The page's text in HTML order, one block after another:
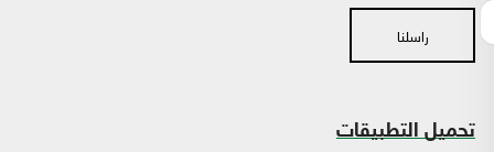
راسلنا
تحميل التطبيقات